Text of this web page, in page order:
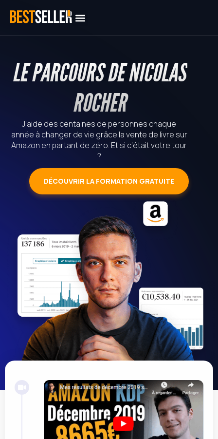
LE PARCOURS DE NICOLAS
ROCHER
J’aide des centaines de personnes chaque
année à changer de vie grâce la vente de livre sur
Amazon en partant de zéro. Et si c’était votre tour
?
DÉCOUVRIR LA FORMATION GRATUITE